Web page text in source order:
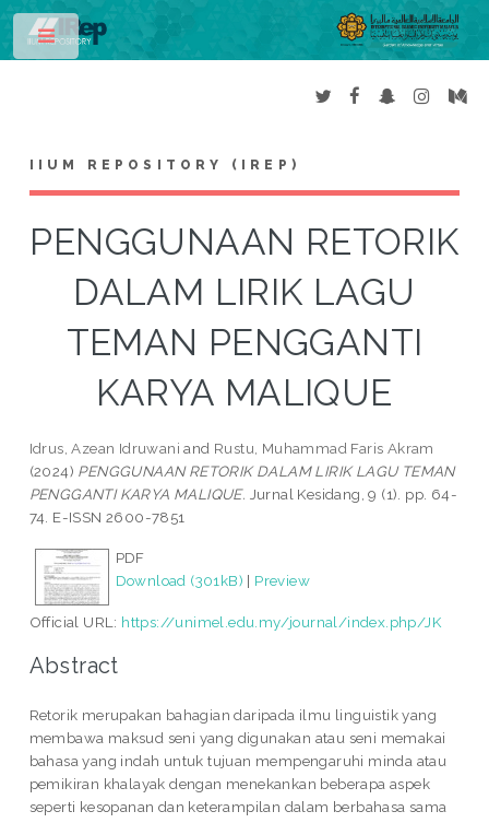
IIUM REPOSITORY (IREP)
PENGGUNAAN RETORIK
DALAM LIRIK LAGU
TEMAN PENGGANTI
KARYA MALIQUE
Idrus, Azean Idruwani and Rustu, Muhammad Faris Akram
(2024) PENGGUNAAN RETORIK DALAM LIRIK LAGU TEMAN
PENGGANTI KARYA MALIQUE. Jurnal Kesidang, 9 (1). pp. 64-
74. E-ISSN 2600-7851
PDF
Download (301kB) | Preview
Official URL: https://unimel.edu.my/journal/index.php/JK
Abstract
Retorik merupakan bahagian daripada ilmu linguistik yang
membawa maksud seni yang digunakan atau seni memakai
bahasa yang indah untuk tujuan mempengaruhi minda atau
pemikiran khalayak dengan menekankan beberapa aspek
seperti kesopanan dan keterampilan dalam berbahasa sama
Toggle